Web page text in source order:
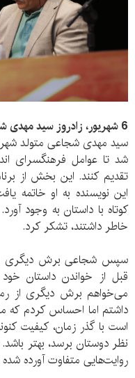
6 شهریور، زادروز سید مهدی شجاعی و تبریک ویژه به او
سید مهدی شجاعی متولد
شد تا عوامل فرهنگسرای
تقدیم کنند. این بخش از
این نویسنده به او خاتمه
کوتاه با داستان به وجود
خاطر داشتند، تشکر کرد.
سپس شجاعی برش دیگری از
قبل از خواندن داستان
می‌خواهم برش دیگری از
داشتم اما احساس کردم که
است با گذر زمان، کیفیت
نظر دوستان برسد، بهتر
روایت‌هایی متفاوت آورده